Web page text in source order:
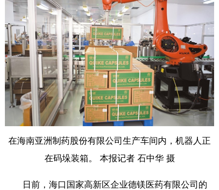
在海南亚洲制药股份有限公司生产车间内，机器人正
在码垛装箱。 本报记者 石中华 摄
日前，海口国家高新区企业德镁医药有限公司的